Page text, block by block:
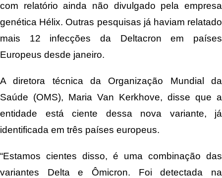
com relatório ainda não divulgado pela empresa
genética Hélix. Outras pesquisas já haviam relatado
mais 12 infecções da Deltacron em países
Europeus desde janeiro.
A diretora técnica da Organização Mundial da
Saúde (OMS), Maria Van Kerkhove, disse que a
entidade está ciente dessa nova variante, já
identificada em três países europeus.
“Estamos cientes disso, é uma combinação das
variantes Delta e Ômicron. Foi detectada na